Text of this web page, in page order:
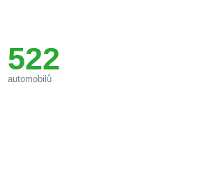
522
automobilů